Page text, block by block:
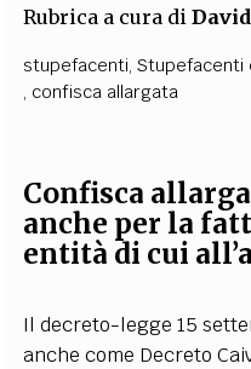
Rubrica a cura di
stupefacenti,Stupefacenti
, confisca allargata
Confisca
anche per la
entità di cui
Il decreto-legge 15
anche come Decreto